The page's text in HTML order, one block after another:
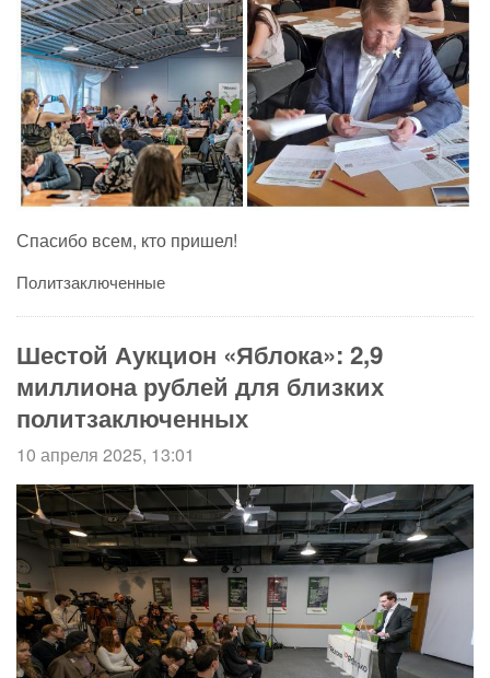
Спасибо всем, кто пришел!
Политзаключенные
Шестой Аукцион «Яблока»: 2,9
миллиона рублей для близких
политзаключенных
10 апреля 2025, 13:01